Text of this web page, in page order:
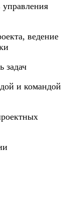
управления
ведение
задач
и командой